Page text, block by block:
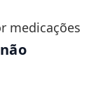
medicações